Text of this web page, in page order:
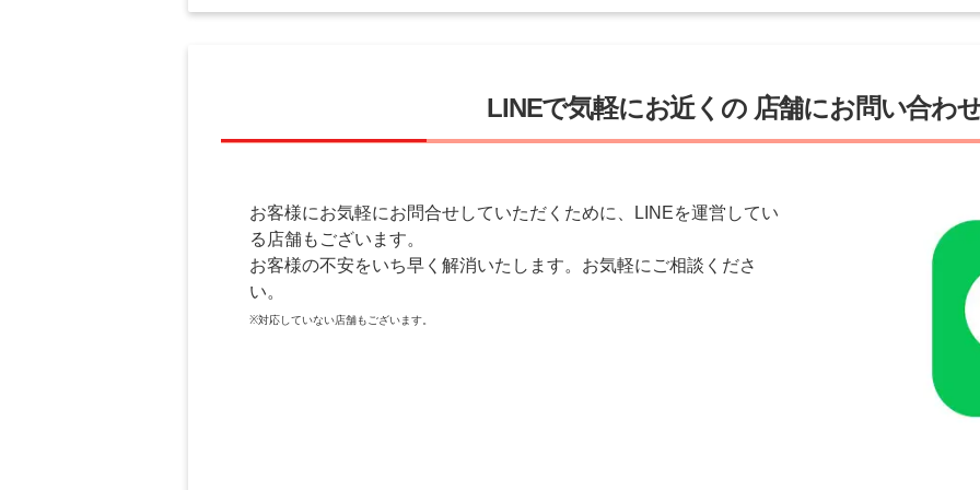
LINEで気軽にお近くの店舗にお問い合わ
お客様にお気軽にお問合せしていただくために、LINEを運営してい
る店舗もございます。
お客様の不安をいち早く解消いたします。お気軽にご相談くださ
い。
※対応していない店舗もございます。